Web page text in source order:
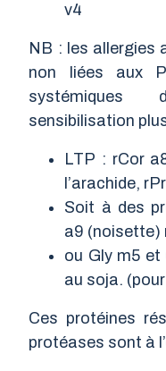
v4
NB : les allergies
non liées aux
systémiques
sensibilisation
LTP : rCor
l’arachide,
Soit à des
a9 (noisette)
ou Gly m5
au soja.
Ces protéines
protéases sont à